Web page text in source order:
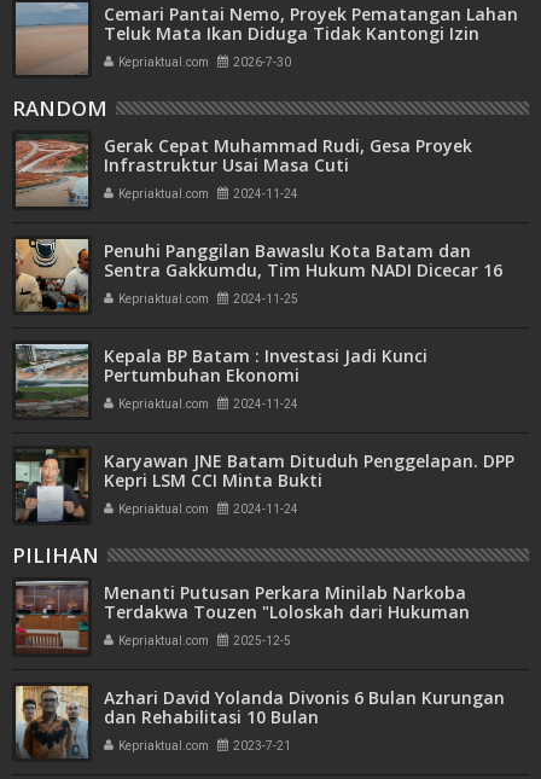
Cemari Pantai Nemo, Proyek Pematangan Lahan
Teluk Mata Ikan Diduga Tidak Kantongi Izin
Amdal
Kepriaktual.com 2026-7-30
RANDOM
Gerak Cepat Muhammad Rudi, Gesa Proyek
Infrastruktur Usai Masa Cuti
Kepriaktual.com 2024-11-24
Penuhi Panggilan Bawaslu Kota Batam dan
Sentra Gakkumdu, Tim Hukum NADI Dicecar 16
Pertanyaan
Kepriaktual.com 2024-11-25
Kepala BP Batam : Investasi Jadi Kunci
Pertumbuhan Ekonomi
Kepriaktual.com 2024-11-24
Karyawan JNE Batam Dituduh Penggelapan. DPP
Kepri LSM CCI Minta Bukti
Kepriaktual.com 2024-11-24
PILIHAN
Menanti Putusan Perkara Minilab Narkoba
Terdakwa Touzen "Loloskah dari Hukuman
Seumur Hidup atau Mati"
Kepriaktual.com 2025-12-5
Azhari David Yolanda Divonis 6 Bulan Kurungan
dan Rehabilitasi 10 Bulan
Kepriaktual.com 2023-7-21